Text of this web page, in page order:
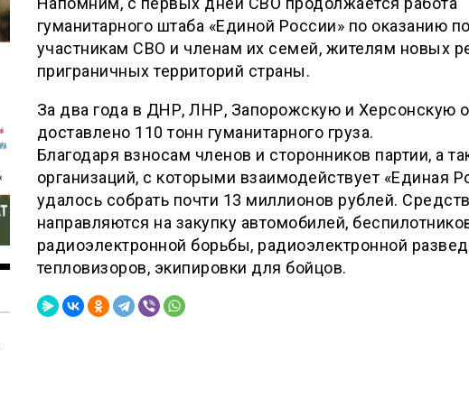
гуманитарного штаба «Единой России» по оказанию
участникам СВО и членам их семей, жителям новых
приграничных территорий страны.
За два года в ДНР, ЛНР, Запорожскую и Херсонскую
доставлено 110 тонн гуманитарного груза.
Благодаря взносам членов и сторонников партии, а
организаций, с которыми взаимодействует «Единая
удалось собрать почти 13 миллионов рублей.
направляются на закупку автомобилей,
радиоэлектронной борьбы, радиоэлектронной
тепловизоров, экипировки для бойцов.